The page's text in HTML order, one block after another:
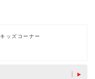
キッズコーナー